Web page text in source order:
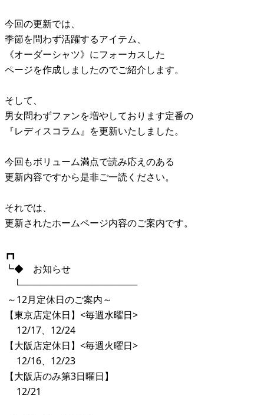
今回の更新では、
季節を問わず活躍するアイテム、
《オーダーシャツ》にフォーカスした
ページを作成しましたのでご紹介します。
そして、
男女問わずファンを増やしております定番の
『レディスコラム』を更新いたしました。
今回もボリューム満点で読み応えのある
更新内容ですから是非ご一読ください。
それでは、
更新されたホームページ内容のご案内です。
┏┓
┗◆ お知らせ
└──────────────────
～12月定休日のご案内～
【東京店定休日】<毎週水曜日>
12/17、12/24
【大阪店定休日】<毎週火曜日>
12/16、12/23
【大阪店のみ第3日曜日】
12/21